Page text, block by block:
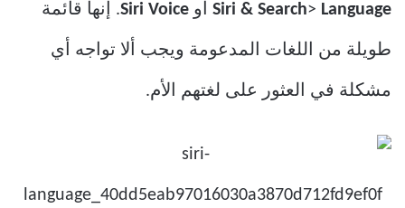
Siri & Search> Language أو Siri Voice. إنها قائمة
طويلة من اللغات المدعومة ويجب ألا تواجه أي
مشكلة في العثور على لغتهم الأم.